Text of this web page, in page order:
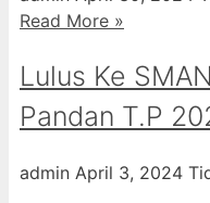
Read More »
Lulus Ke
Pandan T.P
admin April 3, 2024